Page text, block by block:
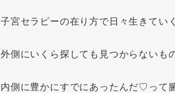
子宮セラピーの在り方で日々生きてい
外側にいくら探しても見つからないも
内側に豊かにすでにあったんだ♡って